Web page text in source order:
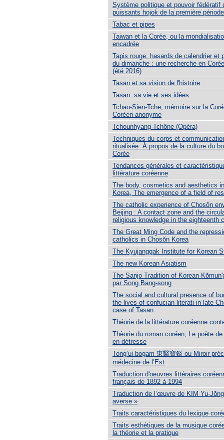
Système politique et pouvoir fédératif
puissants hojok de la première
Tabac et pipes
Taiwan et la Corée, ou la
encadrée
Tapis rouge, hasards de calendrier et
du dimanche : une recherche en
(été 2016)
Tasan et sa vision de l'histoire
Tasan: sa vie et ses idées
Tchao-Sien-Tche, mémoire sur la
Coréen anonyme
Tchounhyang-Tchône (Opéra)
Techniques du corps et
ritualisée. À propos de la culture du
Corée
Tendances générales et
littérature coréenne
The body, cosmetics and aesthetics
Korea, The emergence of a field of
The catholic experience of Chosŏn
Beijing : A contact zone and the
religious knowledge in the eighteenth
The Great Ming Code and the
catholics in Chosŏn Korea
The Kyujanggak Institute for Korean
The new Korean Asiatism
The Sanjo Tradition of Korean
par Song Bang-song
The social and cultural presence of
the lives of confucian literati in late
case of Tasan
Théorie de la littérature coréenne
Thèorie du roman coréen, Le poète de
en détresse
Tong’ui bogam 東醫寶鑑 ou Miroir
médecine de l’Est
Traduction d'oeuvres littéraires
français de 1892 à 1994
Traduction de l’œuvre de KIM Yu-
averse »
Traits caractéristiques du lexique
Traits esthétiques de la musique
la théorie et la pratique